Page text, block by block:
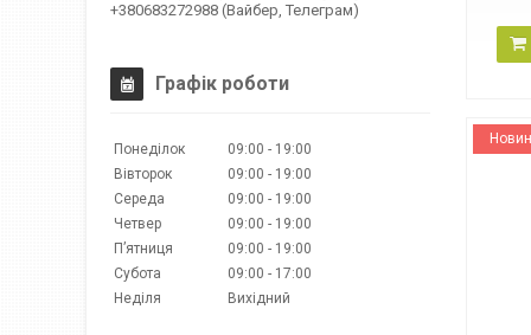
JRL-1040-3
+380683272988 (Вайбер, Телеграм)
Графік роботи
Понеділок 09:00
19:00
Вівторок
09:00
19:00
Середа
09:00
19:00
Четвер
09:00
19:00
Пʼятниця
09:00
19:00
Субота
09:00
17:00
Неділя
Вихідний